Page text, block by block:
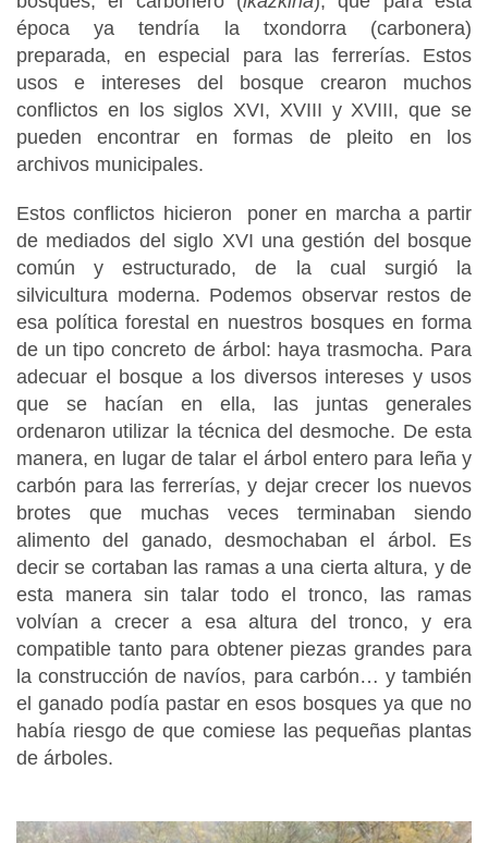
época ya tendría la txondorra (carbonera)
preparada, en especial para las ferrerías. Estos
usos e intereses del bosque crearon muchos
conflictos en los siglos XVI, XVIII y XVIII, que se
pueden encontrar en formas de pleito en los
archivos municipales.
Estos conflictos hicieron poner en marcha a partir
de mediados del siglo XVI una gestión del bosque
común y estructurado, de la cual surgió la
silvicultura moderna. Podemos observar restos de
esa política forestal en nuestros bosques en forma
de un tipo concreto de árbol: haya trasmocha. Para
adecuar el bosque a los diversos intereses y usos
que se hacían en ella, las juntas generales
ordenaron utilizar la técnica del desmoche. De esta
manera, en lugar de talar el árbol entero para leña y
carbón para las ferrerías, y dejar crecer los nuevos
brotes que muchas veces terminaban siendo
alimento del ganado, desmochaban el árbol. Es
decir se cortaban las ramas a una cierta altura, y de
esta manera sin talar todo el tronco, las ramas
volvían a crecer a esa altura del tronco, y era
compatible tanto para obtener piezas grandes para
la construcción de navíos, para carbón… y también
el ganado podía pastar en esos bosques ya que no
había riesgo de que comiese las pequeñas plantas
de árboles.